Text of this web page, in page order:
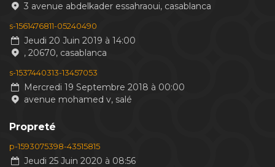
3 avenue abdelkader essahraoui, casablanca
s-1561476811-05240490
Jeudi 20 Juin 2019 à 14:00
, 20670, casablanca
s-1537440313-13457053
Mercredi 19 Septembre 2018 à 00:00
avenue mohamed v, salé
Propreté
p-1593075398-43515815
Jeudi 25 Juin 2020 à 08:56